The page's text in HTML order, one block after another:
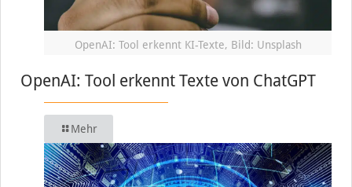
OpenAI: Tool erkennt KI-Texte, Bild: Unsplash
OpenAI: Tool erkennt Texte von ChatGPT
Mehr